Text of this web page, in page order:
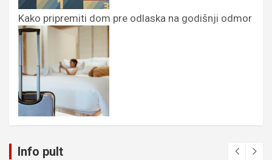
Kako pripremiti dom pre odlaska na godišnji odmor
Info pult